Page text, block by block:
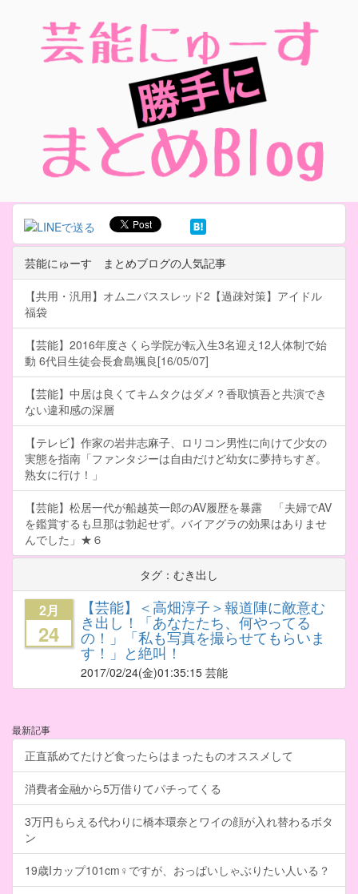
芸能にゅーす まとめブログの人気記事
【共用・汎用】オムニバススレッド2【過疎対策】アイドル
福袋
【芸能】2016年度さくら学院が転入生3名迎え12人体制で始
動 6代目生徒会長倉島颯良[16/05/07]
【芸能】中居は良くてキムタクはダメ？香取慎吾と共演でき
ない違和感の深層
【テレビ】作家の岩井志麻子、ロリコン男性に向けて少女の
実態を指南「ファンタジーは自由だけど幼女に夢持ちすぎ。
熟女に行け！」
【芸能】松居一代が船越英一郎のAV履歴を暴露 「夫婦でAV
を鑑賞するも旦那は勃起せず。バイアグラの効果はありませ
んでした」★６
タグ：むき出し
2月
24
【芸能】＜高畑淳子＞報道陣に敵意む
き出し！「あなたたち、何やってる
の！」「私も写真を撮らせてもらいま
す！」と絶叫！
2017/02/24(金)01:35:15 芸能
最新記事
正直舐めてたけど食ったらはまったものオススメして
消費者金融から5万借りてパチってくる
3万円もらえる代わりに橋本環奈とワイの顔が入れ替わるボタ
ン
19歳Iカップ101cm♀ですが、おっぱいしゃぶりたい人いる？